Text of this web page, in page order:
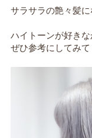
サラサラの艶々髪
ハイトーンが好き
ぜひ参考にしてみ